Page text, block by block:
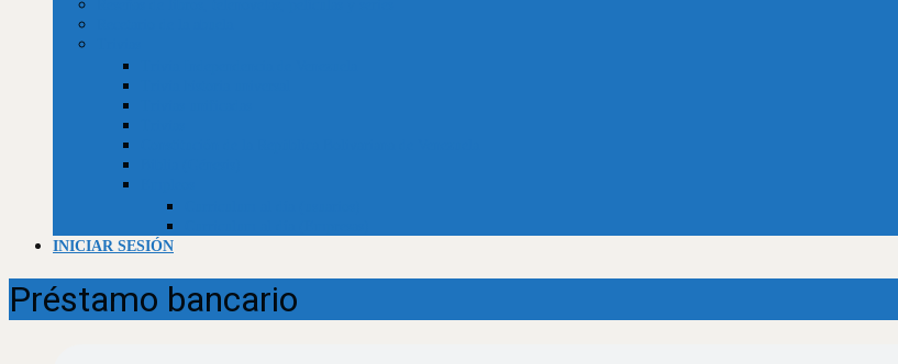
INICIAR SESIÓN
Préstamo bancario